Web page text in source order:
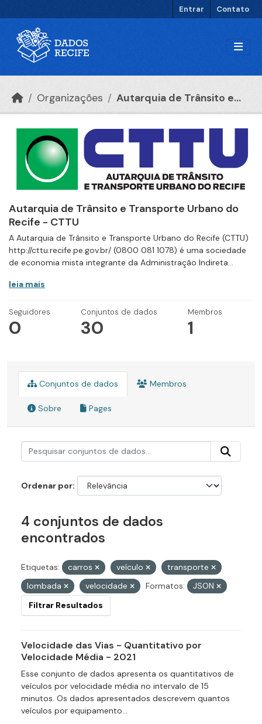
Entrar Contato
Organizações Autarquia de Trânsito e...
Autarquia de Trânsito e Transporte Urbano do
Recife - CTTU
A Autarquia de Trânsito e Transporte Urbano do Recife (CTTU)
http://cttu.recife.pe.gov.br/ (0800 081 1078) é uma sociedade
de economia mista integrante da Administração Indireta...
leia mais
Seguidores
0
Conjuntos de dados
30
Membros
1
Conjuntos de dados Membros
Sobre Pages
Ordenar por
4 conjuntos de dados
encontrados
Etiquetas: carros veículo
transporte
lombada
velocidade Formatos:
JSON
Filtrar Resultados
Velocidade das Vias - Quantitativo por
Velocidade Média - 2021
Esse conjunto de dados apresenta os quantitativos de
veículos por velocidade média no intervalo de 15
minutos. Os dados apresentados descrevem quantos
veículos por equipamento...